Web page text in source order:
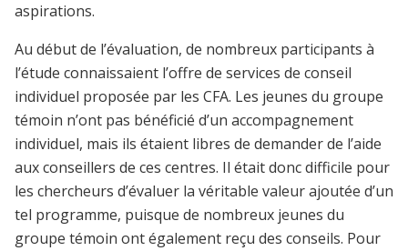
aspirations.
Au début de l’évaluation, de nombreux participants à
l’étude connaissaient l’offre de services de conseil
individuel proposée par les CFA. Les jeunes du groupe
témoin n’ont pas bénéficié d’un accompagnement
individuel, mais ils étaient libres de demander de l’aide
aux conseillers de ces centres. Il était donc difficile pour
les chercheurs d’évaluer la véritable valeur ajoutée d’un
tel programme, puisque de nombreux jeunes du
groupe témoin ont également reçu des conseils. Pour